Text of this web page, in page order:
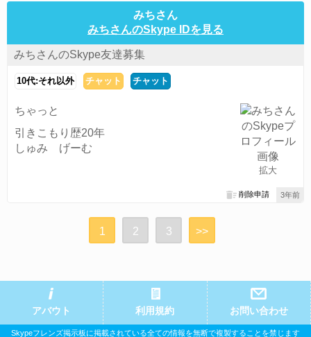
みちさん
みちさんのSkype IDを見る
みちさんのSkype友達募集
10代:それ以外 チャット チャット
拡大
ちゃっと
引きこもり歴20年
しゅみ げーむ
3年前
削除申請
1 2 3 >>
アバウト 利用規約 お問い合わせ
Skypeフレンズ掲示板に掲載されている全ての情報を無断で複製することを禁じます